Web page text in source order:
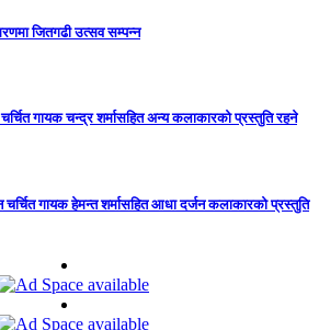
जितगढी उत्सव सम्पन्न
चर्चित गायक चन्द्र शर्मासहित अन्य कलाकारको प्रस्तुति रहने
चर्चित गायक हेमन्त शर्मासहित आधा दर्जन कलाकारको प्रस्तुति